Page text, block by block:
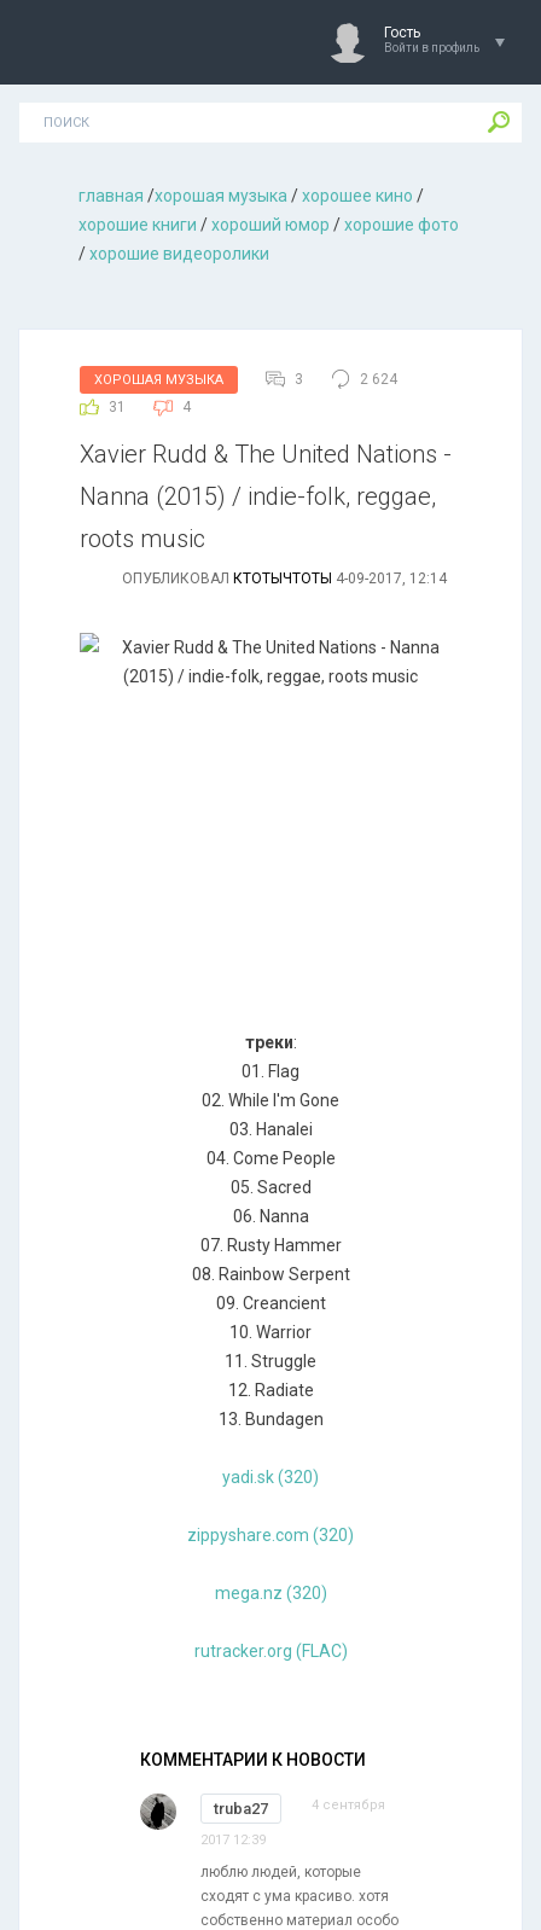
Гость
Войти в профиль
главная /хорошая музыкa /хорошее кино /
хорошие книги /хороший юмор /хорошие фото
/хорошие видеоролики
ХОРОШАЯ МУЗЫКА 3
2 624
31
4
Xavier Rudd & The United Nations -
Nanna (2015) / indie-folk, reggae,
roots music
ОПУБЛИКОВАЛ КТОТЫЧТОТЫ 4-09-2017, 12:14
треки:
01. Flag
02. While I'm Gone
03. Hanalei
04. Come People
05. Sacred
06. Nanna
07. Rusty Hammer
08. Rainbow Serpent
09. Creancient
10. Warrior
11. Struggle
12. Radiate
13. Bundagen
yadi.sk (320)
zippyshare.com (320)
mega.nz (320)
rutracker.org (FLAC)
КОММЕНТАРИИ К НОВОСТИ
truba27 4 сентября
2017 12:39
люблю людей, которые
сходят с ума красиво. хотя
собственно материал особо